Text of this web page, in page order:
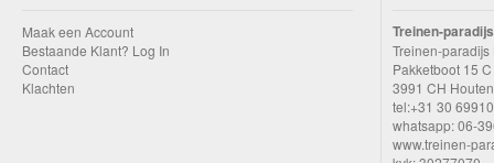
Hot
Wheels
Maak een Account
Bestaande Klant? Log In
Contact
Klachten
Treinen-
Treinen-paradijs
Pakketboot 15 C
3991 CH
tel:+31 30
whatsapp: 06-
www.treinen-